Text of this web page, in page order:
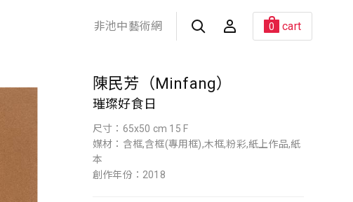
非池中藝術網 0 cart
陳民芳（Minfang）
璀璨好食日
尺寸：65x50 cm 15 F
媒材：含框,含框(專用框),木框,粉彩,紙上作品,紙
本
創作年份：2018